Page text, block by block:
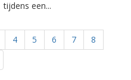
tijdens een...
4 5 6 7
8